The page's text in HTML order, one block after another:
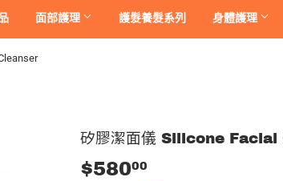
面部護理 護髮養髮系列 身體護理
矽膠潔面儀 Silicone
$58000